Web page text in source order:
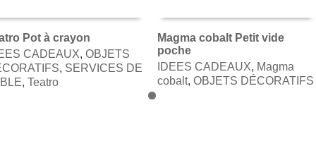
AU PANIER
Pot à crayon
CADEAUX, OBJETS
, SERVICES DE
, Teatro
AJOUTER AU PANIER
Magma cobalt Petit vide
poche
IDEES CADEAUX, Magma
cobalt,OBJETS DÉCORATIFS